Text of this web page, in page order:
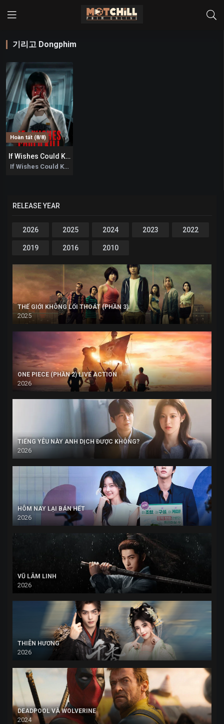
기리고 Dongphim
Hoàn tất (8/8)
0
If Wishes Could Kill – Điều Ước Đoạt Mạng
If Wishes Could Kill 2026
RELEASE YEAR
2026 2025 2024 2023 2022
2019 2016 2010
THẾ GIỚI KHÔNG LỐI THOÁT (PHẦN 3)
2025
ONE PIECE (PHẦN 2) LIVE ACTION
2026
TIẾNG YÊU NÀY ANH DỊCH ĐƯỢC KHÔNG?
2026
HÔM NAY LẠI BÁN HẾT
2026
VŨ LÂM LINH
2026
THIÊN HƯƠNG
2026
DEADPOOL VÀ WOLVERINE
2024